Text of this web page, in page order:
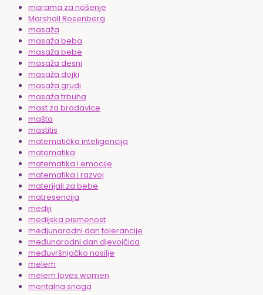
marama za nošenje
Marshall Rosenberg
masaža
masaža beba
masaža bebe
masaža desni
masaža dojki
masaža grudi
masaža trbuha
mast za bradavice
mašta
mastitis
matematička inteligencija
matematika
matematika i emocije
matematika i razvoj
materijali za bebe
matresencija
mediji
medijska pismenost
medjunarodni dan tolerancije
međunarodni dan djevojčica
međuvršnjačko nasilje
melem
melem loves women
mentalna snaga